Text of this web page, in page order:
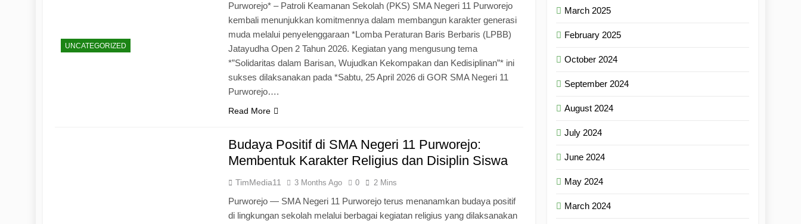
UNCATEGORIZED
Purworejo* – Patroli Keamanan Sekolah (PKS) SMA Negeri 11 Purworejo
kembali menunjukkan komitmennya dalam membangun karakter generasi
muda melalui penyelenggaraan *Lomba Peraturan Baris Berbaris (LPBB)
Jatayudha Open 2 Tahun 2026. Kegiatan yang mengusung tema
*”Solidaritas dalam Barisan, Wujudkan Kekompakan dan Kedisiplinan”* ini
sukses dilaksanakan pada *Sabtu, 25 April 2026 di GOR SMA Negeri 11
Purworejo….
Read More
Budaya Positif di SMA Negeri 11 Purworejo:
Membentuk Karakter Religius dan Disiplin Siswa
TimMedia11 3 Months Ago 0 2 Mins
Purworejo — SMA Negeri 11 Purworejo terus menanamkan budaya positif
di lingkungan sekolah melalui berbagai kegiatan religius yang dilaksanakan
March 2025
February 2025
October 2024
September 2024
August 2024
July 2024
June 2024
May 2024
March 2024